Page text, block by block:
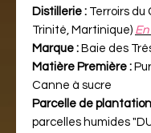
Distillerie : Terroirs du
Trinité, Martinique)
Marque : Baie des
Matière Première :
Canne à sucre
Parcelle de
parcelles humides